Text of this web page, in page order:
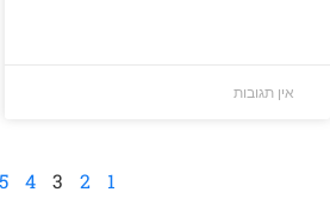
אין תגובות
1
2
3
4
5